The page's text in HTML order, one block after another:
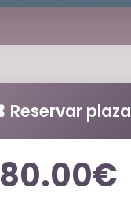
Reservar plaza
80.00€